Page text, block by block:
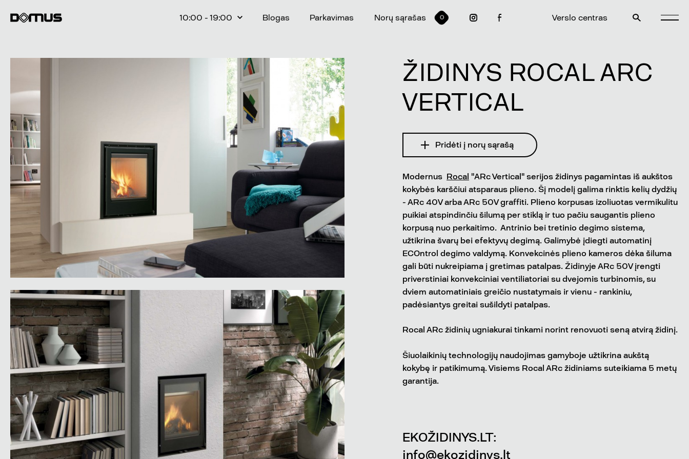
10:00 - 19:00 Blogas Parkavimas Norų sąrašas 0 Verslo centras
ŽIDINYS ROCAL ARC
VERTICAL
Pridėti į norų sąrašą
Modernus Rocal "ARc Vertical" serijos židinys pagamintas iš aukštos
kokybės karščiui atsparaus plieno. Šį modelį galima rinktis kelių dydžių
- ARc 40V arba ARc 50V graffiti. Plieno korpusas izoliuotas vermikulitu
puikiai atspindinčiu šilumą per stiklą ir tuo pačiu saugantis plieno
korpusą nuo perkaitimo. Antrinio bei tretinio degimo sistema,
užtikrina švarų bei efektyvų degimą. Galimybė įdiegti automatinį
ECOntrol degimo valdymą. Konvekcinės plieno kameros dėka šiluma
gali būti nukreipiama į gretimas patalpas. Židinyje ARc 50V įrengti
priverstiniai konvekciniai ventiliatoriai su dvejomis turbinomis, su
dviem automatiniais greičio nustatymais ir vienu - rankiniu,
padėsiantys greitai sušildyti patalpas.
Rocal ARc židinių ugniakurai tinkami norint renovuoti seną atvirą židinį.
Šiuolaikinių technologijų naudojimas gamyboje užtikrina aukštą
kokybę ir patikimumą. Visiems Rocal ARc židiniams suteikiama 5 metų
garantija.
EKOŽIDINYS.LT:
info@ekozidinys.lt